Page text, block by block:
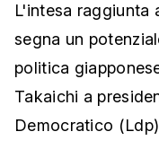
L'intesa raggiunta
segna un
politica
Takaichi a
Democratico